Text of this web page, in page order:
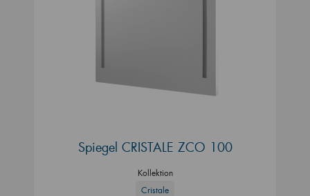
Spiegel CRISTALE ZCO 100
Kollektion
Cristale